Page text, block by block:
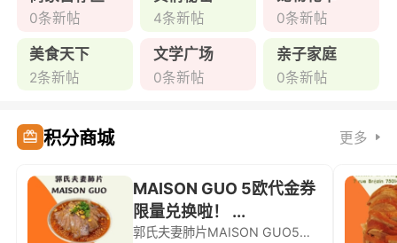
0条新帖 4条新帖 0条新帖
美食天下
2条新帖
文学广场
0条新帖
亲子家庭
0条新帖
积分商城 更多
MAISON GUO 5欧代金券
限量兑换啦！ ...
郭氏夫妻肺片MAISON GUO5欧代金券限量兑换啦！